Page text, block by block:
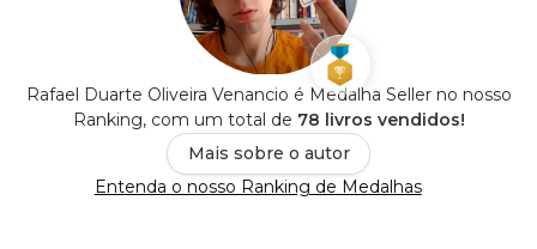
Rafael Duarte Oliveira Venancio é Medalha Seller no nosso
Ranking, com um total de 78 livros vendidos!
Mais sobre o autor
Entenda o nosso Ranking de Medalhas